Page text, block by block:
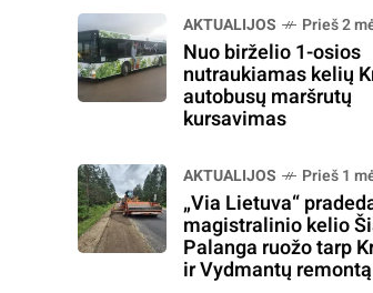
AKTUALIJOS Prieš 2
Nuo birželio 1-osios
nutraukiamas kelių
autobusų maršrutų
kursavimas
AKTUALIJOS Prieš 1
„Via Lietuva“
magistralinio kelio
Palanga ruožo tarp
ir Vydmantų remontą